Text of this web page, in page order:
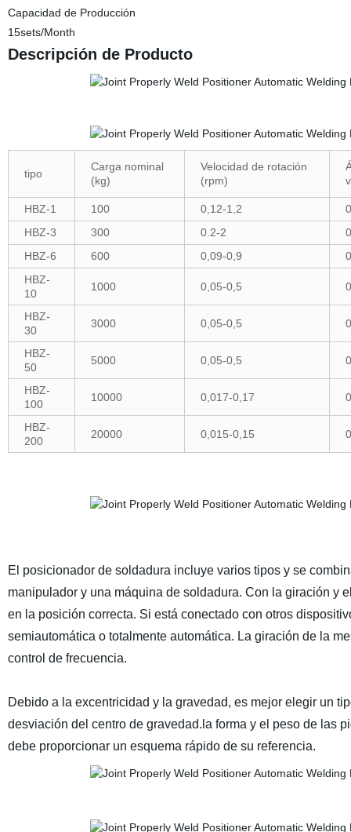
Capacidad de Producción
15sets/Month
Descripción de Producto
tipo
Carga nominal
(kg)
Velocidad de rotación
(rpm)
HBZ-1 100 0,12-1,2
HBZ-3
300 0.2-2
HBZ-6
600 0,09-0,9
HBZ-
10
1000 0,05-0,5
HBZ-
30
3000 0,05-0,5
HBZ-
50
5000 0,05-0,5
HBZ-
100
10000 0,017-0,17
HBZ-
200
20000 0,015-0,15
El posicionador de soldadura incluye varios tipos y se
manipulador y una máquina de soldadura. Con la giración y
en la posición correcta. Si está conectado con otros
semiautomática o totalmente automática. La giración de la
control de frecuencia.
Debido a la excentricidad y la gravedad, es mejor elegir un
desviación del centro de gravedad.la forma y el peso de las
debe proporcionar un esquema rápido de su referencia.